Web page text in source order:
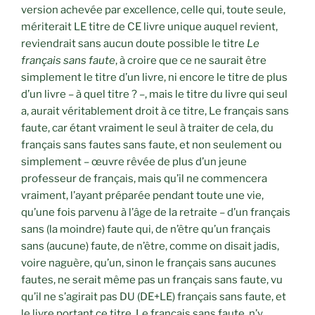
version achevée par excellence, celle qui, toute seule,
mériterait LE titre de CE livre unique auquel revient,
reviendrait sans aucun doute possible le titre Le
français sans faute, à croire que ce ne saurait être
simplement le titre d’un livre, ni encore le titre de plus
d’un livre – à quel titre ? –, mais le titre du livre qui seul
a, aurait véritablement droit à ce titre, Le français sans
faute, car étant vraiment le seul à traiter de cela, du
français sans fautes sans faute, et non seulement ou
simplement – œuvre rêvée de plus d’un jeune
professeur de français, mais qu’il ne commencera
vraiment, l’ayant préparée pendant toute une vie,
qu’une fois parvenu à l’âge de la retraite – d’un français
sans (la moindre) faute qui, de n’être qu’un français
sans (aucune) faute, de n’être, comme on disait jadis,
voire naguère, qu’un, sinon le français sans aucunes
fautes, ne serait même pas un français sans faute, vu
qu’il ne s’agirait pas DU (DE+LE) français sans faute, et